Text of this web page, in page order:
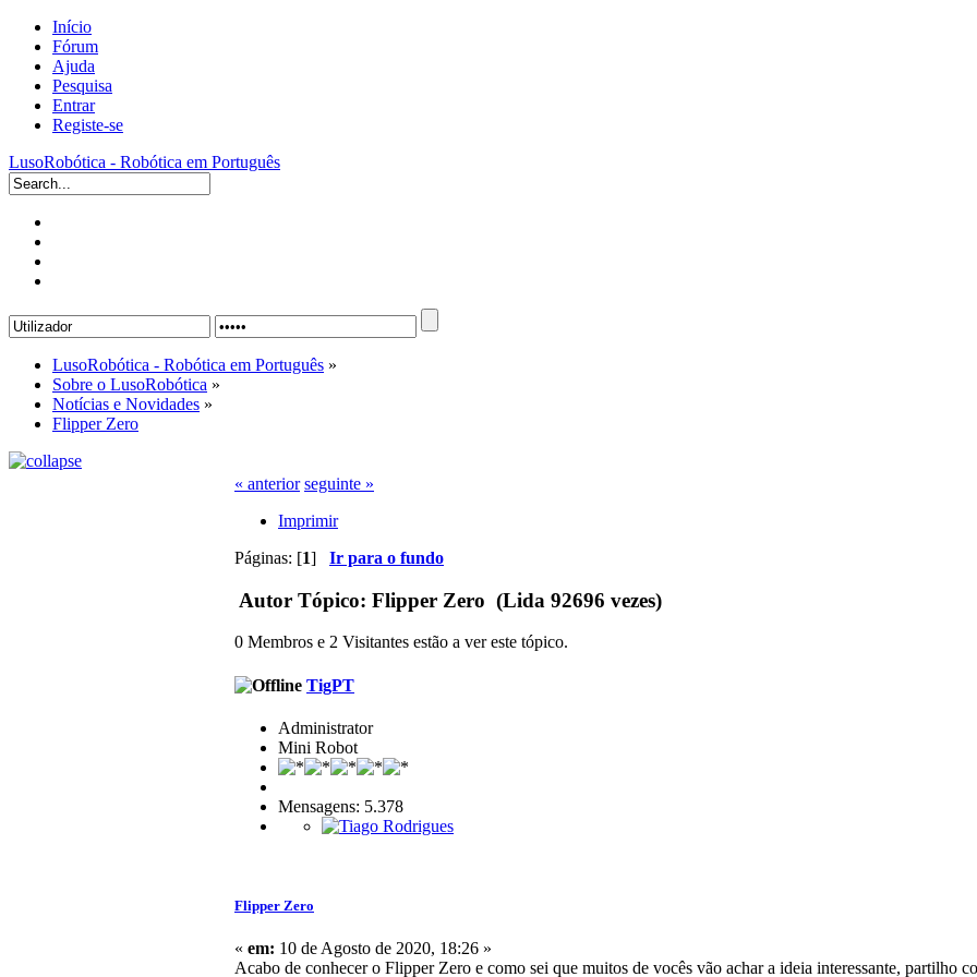
Início
Fórum
Ajuda
Pesquisa
Entrar
Registe-se
LusoRobótica - Robótica em Português
LusoRobótica - Robótica em Português »
Sobre o LusoRobótica »
Notícias e Novidades »
Flipper Zero
« anterior seguinte »
Imprimir
Páginas: [1] Ir para o fundo
Autor Tópico: Flipper Zero (Lida 92696 vezes)
0 Membros e 2 Visitantes estão a ver este tópico.
TigPT
Administrator
Mini Robot
Mensagens: 5.378
Flipper Zero
« em: 10 de Agosto de 2020, 18:26 »
Acabo de conhecer o Flipper Zero e como sei que muitos de vocês vão achar a ideia interessante, partilho